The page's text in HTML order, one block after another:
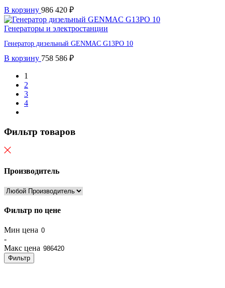
В корзину 986 420 ₽
Генераторы и электростанции
Генератор дизельный GENMAC G13PO 10
В корзину 758 586 ₽
1
2
3
4
Фильтр товаров
Производитель
Фильтр по цене
Мин цена
-
Макс цена
Фильтр